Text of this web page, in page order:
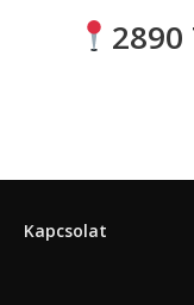
Kapcsolat